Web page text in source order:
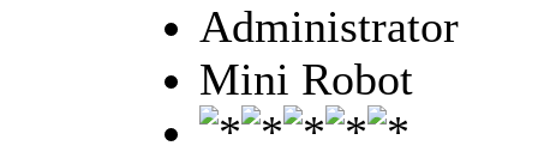
Administrator
Mini Robot